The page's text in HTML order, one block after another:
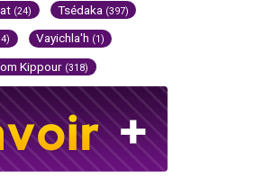
(24) Tsédaka (397)
Vayichla'h (1)
Kippour (318)